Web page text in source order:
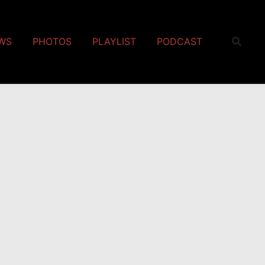
PHOTOS PLAYLIST PODCAST